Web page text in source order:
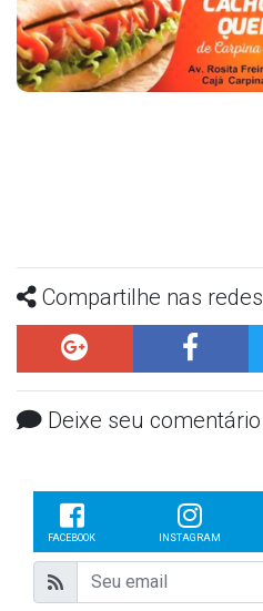
Compartilhe nas redes
Deixe seu comentário
FACEBOOK INSTAGRAM